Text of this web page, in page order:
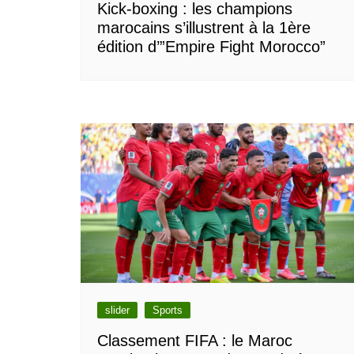
Kick-boxing : les champions
marocains s’illustrent à la 1ère
édition d’”Empire Fight Morocco”
slider Sports
Classement FIFA : le Maroc